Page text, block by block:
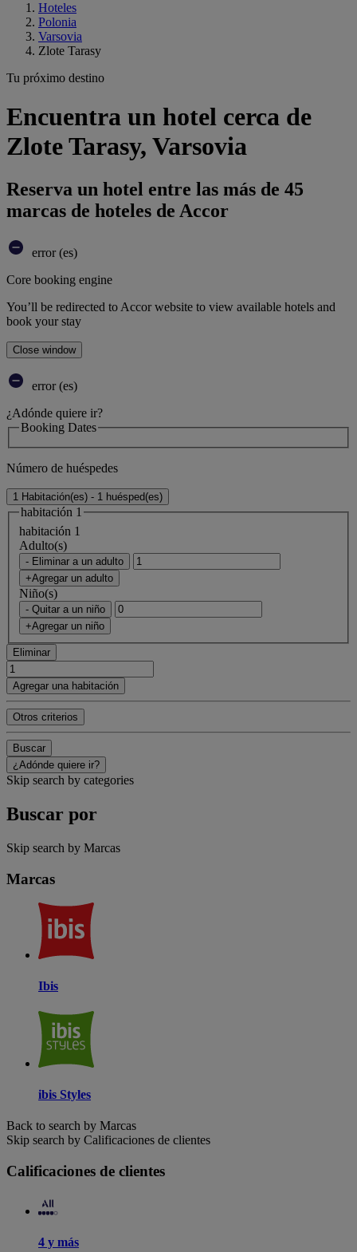
Hoteles
Polonia
Varsovia
Zlote Tarasy
Tu próximo destino
Encuentra un hotel cerca de
Zlote Tarasy, Varsovia
Reserva un hotel entre las más de 45
marcas de hoteles de Accor
error (es)
Core booking engine
You’ll be redirected to Accor website to view available hotels and
book your stay
Close window
error (es)
¿Adónde quiere ir?
Booking Dates
Número de huéspedes
1 Habitación(es) - 1 huésped(es)
habitación 1
habitación 1
Adulto(s)
- Eliminar a un adulto
+Agregar un adulto
Niño(s)
- Quitar a un niño
+Agregar un niño
Eliminar
Agregar una habitación
Otros criterios
Buscar
¿Adónde quiere ir?
Skip search by categories
Buscar por
Skip search by Marcas
Marcas
Ibis
ibis Styles
Back to search by Marcas
Skip search by Calificaciones de clientes
Calificaciones de clientes
4 y más